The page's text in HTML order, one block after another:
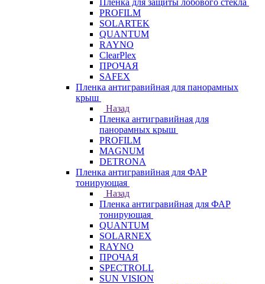
Пленка для защиты лобового стекла
PROFILM
SOLARTEK
QUANTUM
RAYNO
ClearPlex
ПРОЧАЯ
SAFEX
Пленка антигравийная для панорамных
крыш
Назад
Пленка антигравийная для
панорамных крыш
PROFILM
MAGNUM
DETRONA
Пленка антигравийная для ФАР
тонирующая
Назад
Пленка антигравийная для ФАР
тонирующая
QUANTUM
SOLARNEX
RAYNO
ПРОЧАЯ
SPECTROLL
SUN VISION